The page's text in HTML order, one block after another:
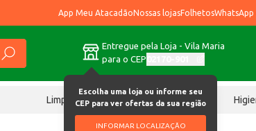
App Meu AtacadãoNossas lojasFolhetos
Entregue pela Loja - Vila Maria
para o CEP
Escolha uma loja ou informe seu
CEP para ver ofertas da sua região
INFORMAR LOCALIZAÇÃO
Limpeza Chocolates